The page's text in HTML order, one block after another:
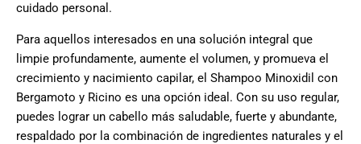
cuidado personal.
Para aquellos interesados en una solución integral que
limpie profundamente, aumente el volumen, y promueva el
crecimiento y nacimiento capilar, el Shampoo Minoxidil con
Bergamoto y Ricino es una opción ideal. Con su uso regular,
puedes lograr un cabello más saludable, fuerte y abundante,
respaldado por la combinación de ingredientes naturales y el